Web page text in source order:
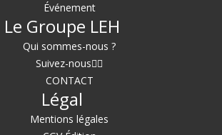
Événement
Le Groupe LEH
Qui sommes-nous ?
Suivez-nous
CONTACT
Légal
Mentions légales